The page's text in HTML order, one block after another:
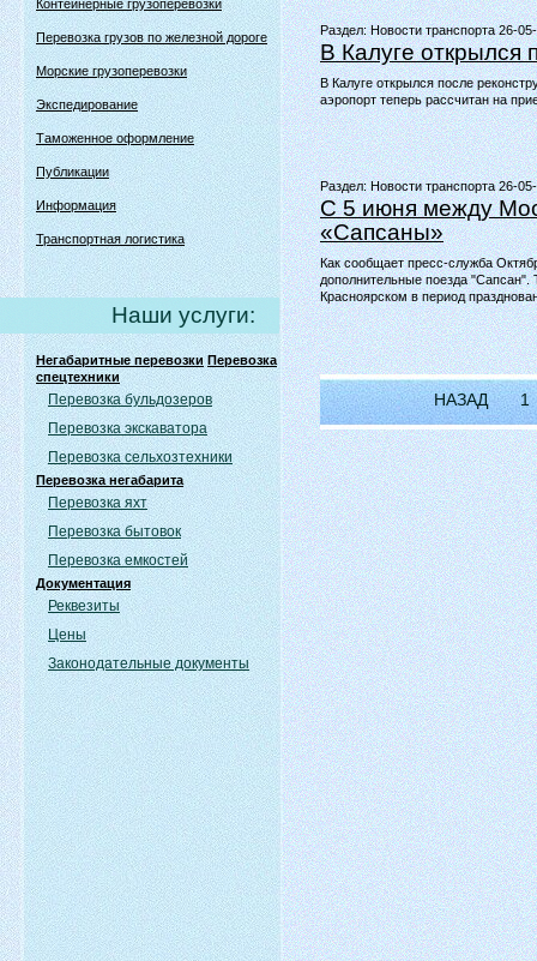
Контейнерные грузоперевозки
Перевозка грузов по железной дороге
Морские грузоперевозки
Экспедирование
Таможенное оформление
Публикации
Информация
Транспортная логистика
Наши услуги:
Негабаритные перевозки Перевозка
спецтехники
Перевозка бульдозеров
Перевозка экскаватора
Перевозка сельхозтехники
Перевозка негабарита
Перевозка яхт
Перевозка бытовок
Перевозка емкостей
Документация
Реквезиты
Цены
Законодательные документы
Раздел:Новости транспорта 26-
В Калуге открылся
В Калуге открылся после
аэропорт теперь рассчитан на
Раздел:Новости транспорта 26-
С 5 июня между
«Сапсаны»
Как сообщает пресс-служба
дополнительные поезда
Красноярском в период
НАЗАД 1